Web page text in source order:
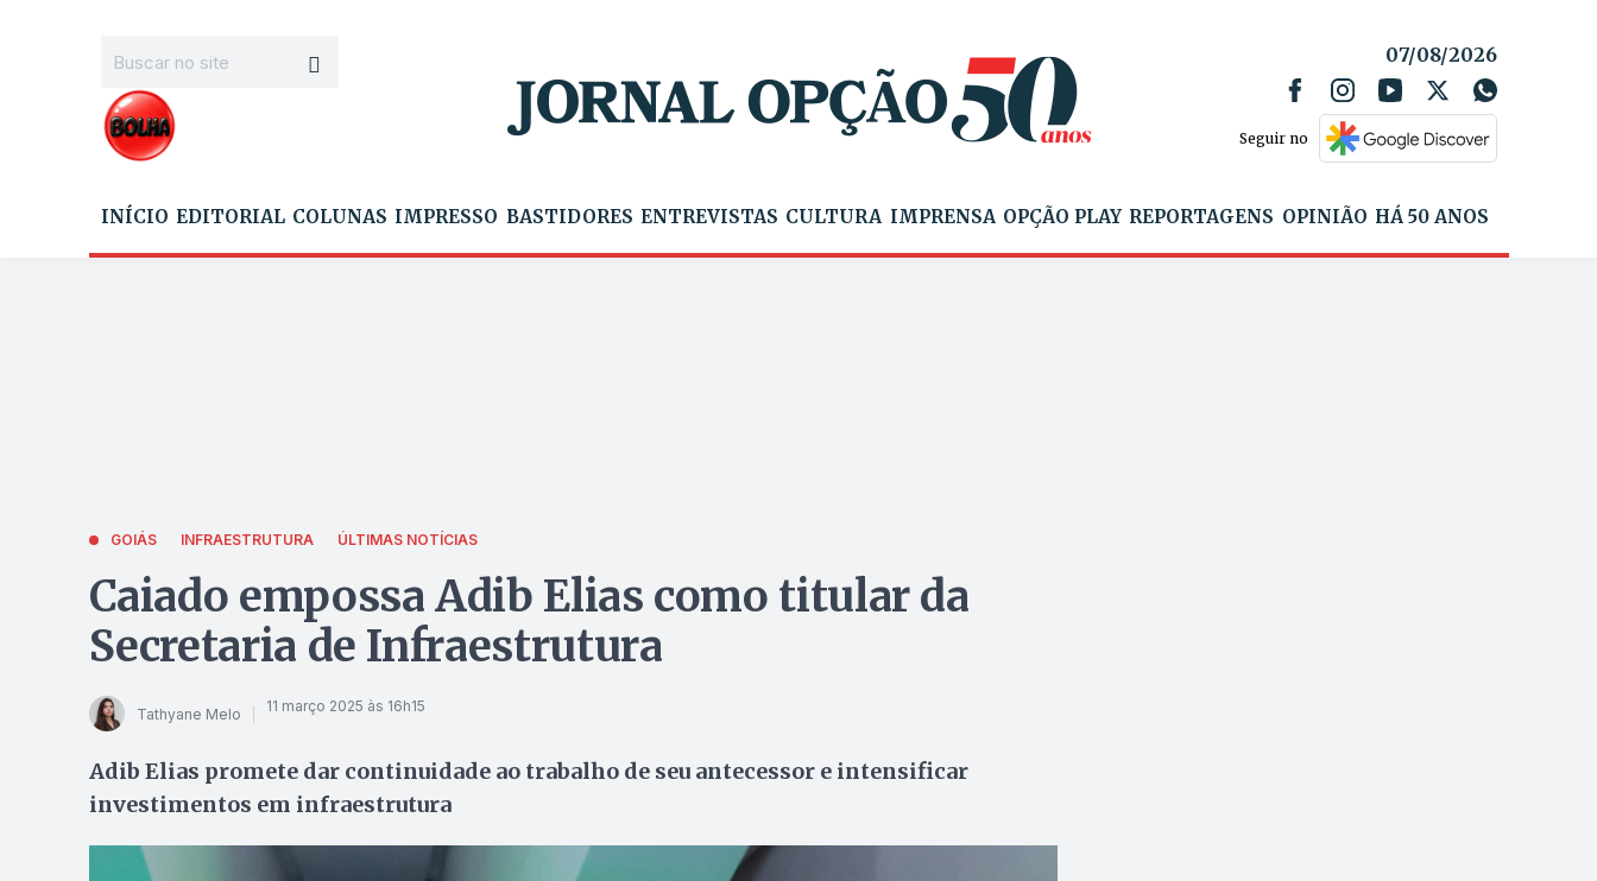
07/08/2026
Seguir no
INÍCIO EDITORIAL COLUNAS IMPRESSO BASTIDORES ENTREVISTAS CULTURA IMPRENSA OPÇÃO PLAY REPORTAGENS OPINIÃO HÁ 50 ANOS
GOIÁS INFRAESTRUTURA ÚLTIMAS NOTÍCIAS
Caiado empossa Adib Elias como titular da
Secretaria de Infraestrutura
Tathyane Melo 11 março 2025 às 16h15
Adib Elias promete dar continuidade ao trabalho de seu antecessor e intensificar
investimentos em infraestrutura